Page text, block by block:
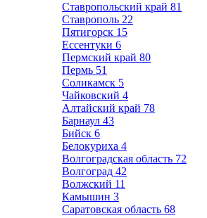
Ставропольский край 81
Ставрополь 22
Пятигорск 15
Ессентуки 6
Пермский край 80
Пермь 51
Соликамск 5
Чайковский 4
Алтайский край 78
Барнаул 43
Бийск 6
Белокуриха 4
Волгоградская область 72
Волгоград 42
Волжский 11
Камышин 3
Саратовская область 68